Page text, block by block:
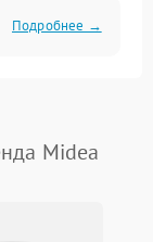
Подробнее →
Подробнее →
Midea